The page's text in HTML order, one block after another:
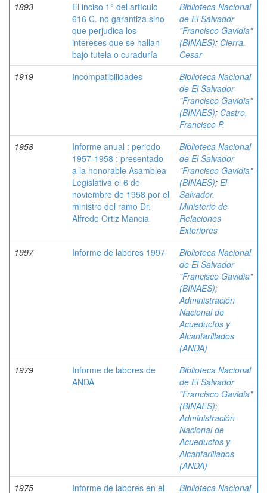
1893
El inciso 1° del artículo
616 C. no garantiza sino
que perjudica los
intereses que se hallan
bajo tutela o curaduría
Biblioteca Nacional
de El Salvador
"Francisco Gavidia"
(BINAES); Cierra,
Cesar
1919
Incompatibilidades
Biblioteca Nacional
de El Salvador
"Francisco Gavidia"
(BINAES); Castro,
Francisco P.
1958
Informe anual : periodo
1957-1958 : presentado
a la honorable Asamblea
Legislativa el 6 de
noviembre de 1958 por el
ministro del ramo Dr.
Alfredo Ortiz Mancia
Biblioteca Nacional
de El Salvador
"Francisco Gavidia"
(BINAES); El
Salvador.
Ministerio de
Relaciones
Exteriores
1997
Informe de labores 1997
Biblioteca Nacional
de El Salvador
"Francisco Gavidia"
(BINAES);
Administración
Nacional de
Acueductos y
Alcantarillados
(ANDA)
1979
Informe de labores de
ANDA
Biblioteca Nacional
de El Salvador
"Francisco Gavidia"
(BINAES);
Administración
Nacional de
Acueductos y
Alcantarillados
(ANDA)
1975
Informe de labores en el
Biblioteca Nacional